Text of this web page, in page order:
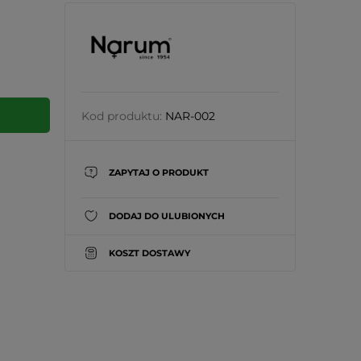
Kod produktu: NAR-002
ZAPYTAJ O PRODUKT
DODAJ DO ULUBIONYCH
KOSZT DOSTAWY